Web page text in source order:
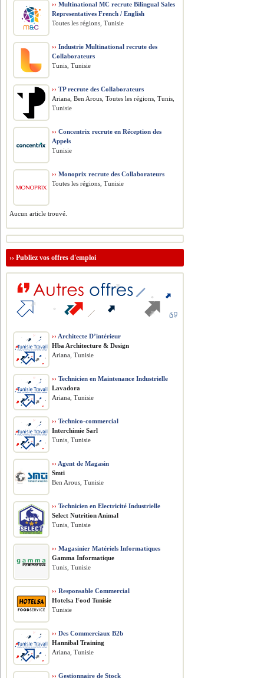
›› Multinational MC recrute Bilingual Sales
Representatives French / English
Toutes les régions, Tunisie
›› Industrie Multinational recrute des
Collaborateurs
Tunis, Tunisie
›› TP recrute des Collaborateurs
Ariana, Ben Arous, Toutes les régions, Tunis,
Tunisie
›› Concentrix recrute en Réception des
Appels
Tunisie
›› Monoprix recrute des Collaborateurs
Toutes les régions, Tunisie
Aucun article trouvé.
››Publiez vos offres d'emploi
›› Architecte D’intérieur
Hba Architecture & Design
Ariana, Tunisie
›› Technicien en Maintenance Industrielle
Lavadora
Ariana, Tunisie
›› Technico-commercial
Interchimie Sarl
Tunis, Tunisie
›› Agent de Magasin
Smti
Ben Arous, Tunisie
›› Technicien en Electricité Industrielle
Select Nutrition Animal
Tunis, Tunisie
›› Magasinier Matériels Informatiques
Gamma Informatique
Tunis, Tunisie
›› Responsable Commercial
Hotelsa Food Tunisie
Tunisie
›› Des Commerciaux B2b
Hannibal Training
Ariana, Tunisie
›› Gestionnaire de Stock